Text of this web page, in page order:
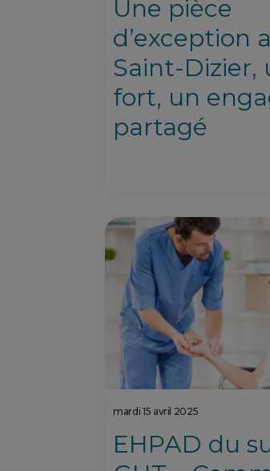
Une pièce
d’exception
Saint-Dizier,
fort, un
partagé
mardi 15 avril 2025
EHPAD du